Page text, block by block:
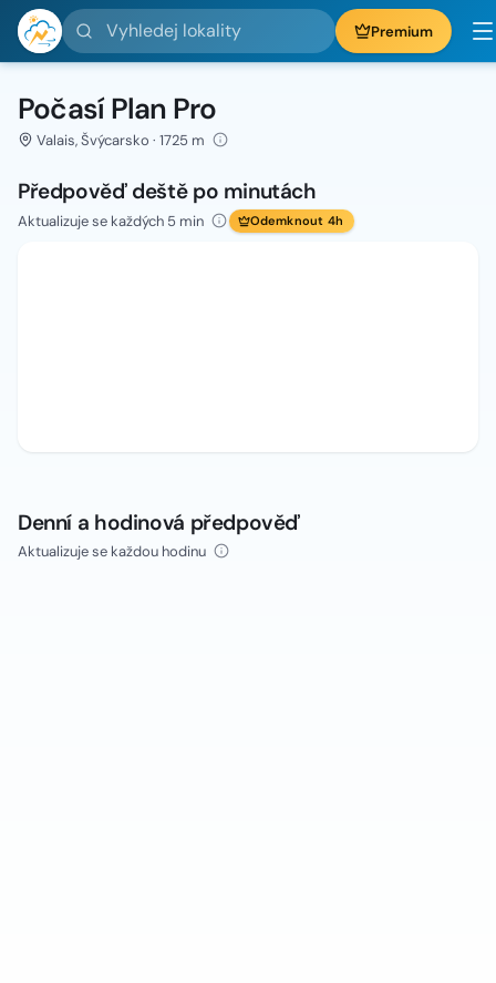
Vyhledej lokality Premium
Počasí Plan Pro
Valais, Švýcarsko · 1725 m
Předpověď deště po minutách
Aktualizuje se každých 5 min Odemknout 4h
Denní a hodinová předpověď
Aktualizuje se každou hodinu